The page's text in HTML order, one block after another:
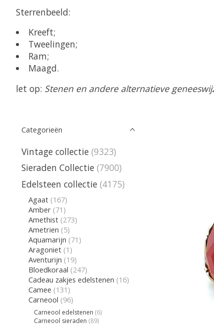
Sterrenbeeld:
Kreeft;
Tweelingen;
Ram;
Maagd.
let op: Stenen en andere alternatieve
Categorieën
Vintage collectie (9323)
Sieraden Collectie (7900)
Edelsteen collectie (4175)
Agaat (167)
Amber (71)
Amethist (273)
Ametrien (5)
Aquamarijn (71)
Aragoniet (1)
Aventurijn (19)
Bloedkoraal (247)
Cadeau zakjes edelstenen (16)
Camee (131)
Carneool (96)
Carneool edelstenen (6)
Carneool sieraden (89)